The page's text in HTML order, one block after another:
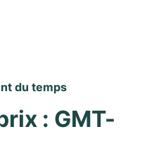
du temps
: GMT-